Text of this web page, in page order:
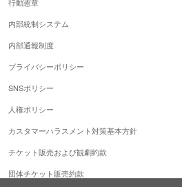
内部統制システム
内部通報制度
プライバシーポリシー
SNSポリシー
人権ポリシー
カスタマーハラスメント対策基本方針
チケット販売および観劇約款
団体チケット販売約款